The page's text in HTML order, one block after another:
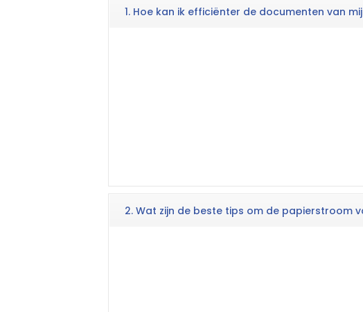
1. Hoe kan ik efficiënter de documenten van
2. Wat zijn de beste tips om de papierstroom